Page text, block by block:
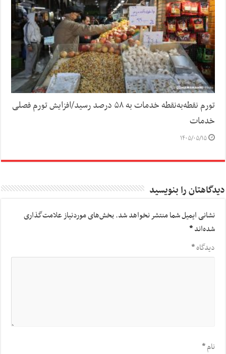
تورم نقطه‌به‌نقطه خدمات به ۵۸ درصد رسید/افزایش تورم فصلی
خدمات
۱۴۰۵/۰۵/۱۵
دیدگاهتان را بنویسید
نشانی ایمیل شما منتشر نخواهد شد.بخش‌های موردنیاز علامت‌گذاری
شده‌اند*
دیدگاه*
نام*